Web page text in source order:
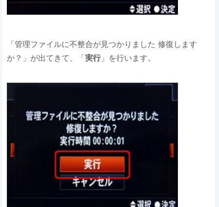
「管理ファイルに不整合が見つかりました 修復します
か？」が出てきて、「実行」を行います。